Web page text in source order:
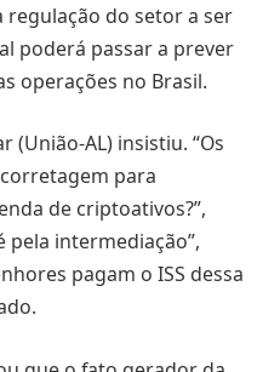
do setor a ser
poderá passar a prever
operações no Brasil.
(União-AL) insistiu. “Os
para
de criptoativos?”,
pela intermediação”,
pagam o ISS dessa